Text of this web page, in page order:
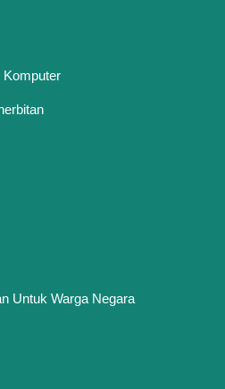
Komputer
Untuk Warga Negara